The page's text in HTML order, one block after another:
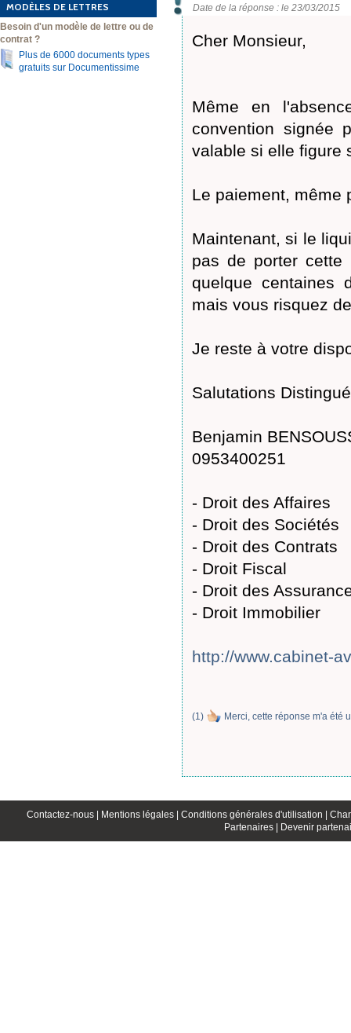
MODÈLES DE LETTRES
Besoin d'un modèle de lettre ou de
contrat ?
Plus de 6000 documents types
gratuits sur Documentissime
Date de la réponse : le 23/03/2015
Cher Monsieur,
Même en
convention signée
valable si elle figure
Le paiement, même
Maintenant, si le
pas de porter
quelque centaines
mais vous risquez
Je reste à votre
Salutations
Benjamin
0953400251
- Droit des Affaires
- Droit des Sociétés
- Droit des Contrats
- Droit Fiscal
- Droit des
- Droit Immobilier
http://www.cabinet-
(1) Merci, cette réponse m'a été
Contactez-nous | Mentions légales | Conditions générales d'utilisation |
Partenaires |
Devenir